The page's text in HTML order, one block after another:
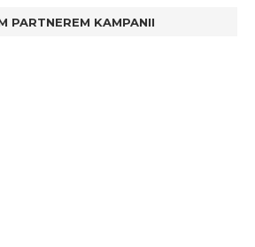
PARTNEREM KAMPANII